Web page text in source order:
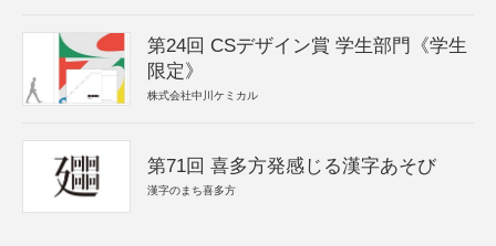
第24回 CSデザイン賞 学生部門《学生
限定》
株式会社中川ケミカル
第71回 喜多方発感じる漢字あそび
漢字のまち喜多方